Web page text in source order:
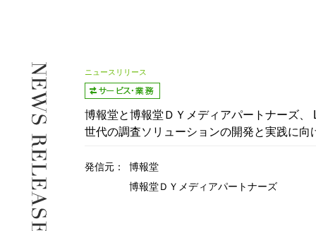
ニュースリリース
博報堂と博報堂ＤＹメディアパートナーズ
世代の調査ソリューションの開発と実践に向
発信元：
博報堂
博報堂ＤＹメディアパートナーズ